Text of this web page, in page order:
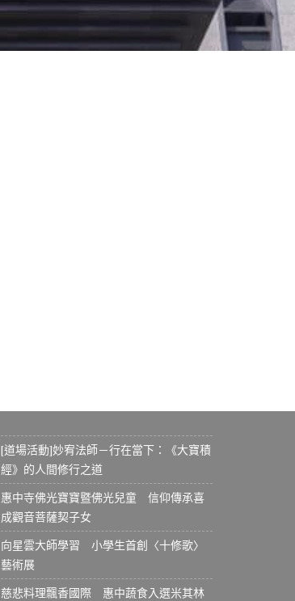
[道場活動]妙宥法師－行在當下：《大寶積
經》的人間修行之道
惠中寺佛光寶寶暨佛光兒童 信仰傳承喜
成觀音菩薩契子女
向星雲大師學習 小學生首創〈十修歌〉
藝術展
慈悲料理飄香國際 惠中蔬食入選米其林